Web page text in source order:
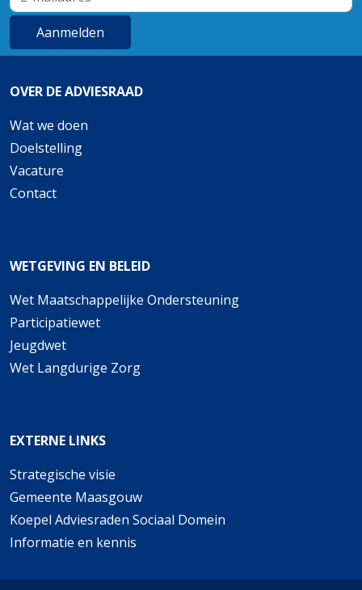
Aanmelden
Wat we doen
Doelstelling
Vacature
Contact
Wet Maatschappelijke Ondersteuning
Participatiewet
Jeugdwet
Wet Langdurige Zorg
Strategische visie
Gemeente Maasgouw
Koepel Adviesraden Sociaal Domein
Informatie en kennis